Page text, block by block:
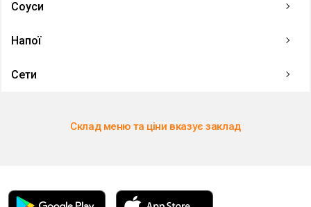
Соуси
Напої
Сети
Склад меню та ціни вказує заклад